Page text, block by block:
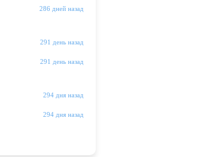
286 дней назад
291 день назад
291 день назад
294 дня назад
294 дня назад